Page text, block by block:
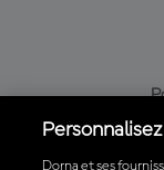
Dorna et ses